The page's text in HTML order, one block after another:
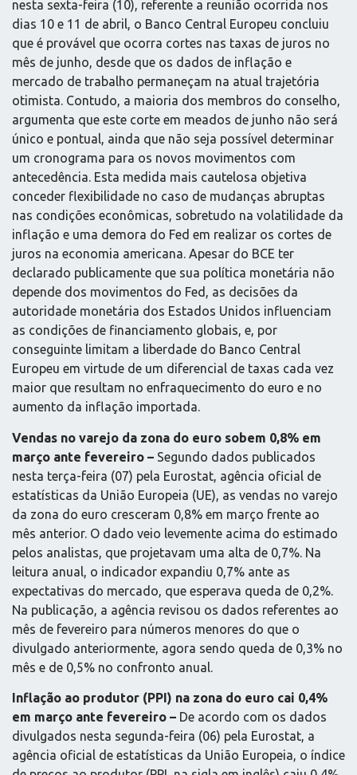
nesta sexta-feira (10), referente a reunião ocorrida nos
dias 10 e 11 de abril, o Banco Central Europeu concluiu
que é provável que ocorra cortes nas taxas de juros no
mês de junho, desde que os dados de inflação e
mercado de trabalho permaneçam na atual trajetória
otimista. Contudo, a maioria dos membros do conselho,
argumenta que este corte em meados de junho não será
único e pontual, ainda que não seja possível determinar
um cronograma para os novos movimentos com
antecedência. Esta medida mais cautelosa objetiva
conceder flexibilidade no caso de mudanças abruptas
nas condições econômicas, sobretudo na volatilidade da
inflação e uma demora do Fed em realizar os cortes de
juros na economia americana. Apesar do BCE ter
declarado publicamente que sua política monetária não
depende dos movimentos do Fed, as decisões da
autoridade monetária dos Estados Unidos influenciam
as condições de financiamento globais, e, por
conseguinte limitam a liberdade do Banco Central
Europeu em virtude de um diferencial de taxas cada vez
maior que resultam no enfraquecimento do euro e no
aumento da inflação importada.
Vendas no varejo da zona do euro sobem 0,8% em
março ante fevereiro – Segundo dados publicados
nesta terça-feira (07) pela Eurostat, agência oficial de
estatísticas da União Europeia (UE), as vendas no varejo
da zona do euro cresceram 0,8% em março frente ao
mês anterior. O dado veio levemente acima do estimado
pelos analistas, que projetavam uma alta de 0,7%. Na
leitura anual, o indicador expandiu 0,7% ante as
expectativas do mercado, que esperava queda de 0,2%.
Na publicação, a agência revisou os dados referentes ao
mês de fevereiro para números menores do que o
divulgado anteriormente, agora sendo queda de 0,3% no
mês e de 0,5% no confronto anual.
Inflação ao produtor (PPI) na zona do euro cai 0,4%
em março ante fevereiro – De acordo com os dados
divulgados nesta segunda-feira (06) pela Eurostat, a
agência oficial de estatísticas da União Europeia, o índice